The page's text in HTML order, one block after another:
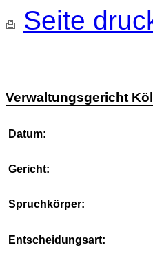
Seite
Verwaltungsgericht
Datum:
Gericht:
Spruchkörper:
Entscheidungsart: